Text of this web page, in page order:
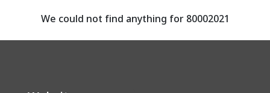
assignment ลงทะเบียน
We could not find anything for 80002021